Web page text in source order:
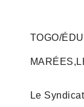
TOGO/
Le